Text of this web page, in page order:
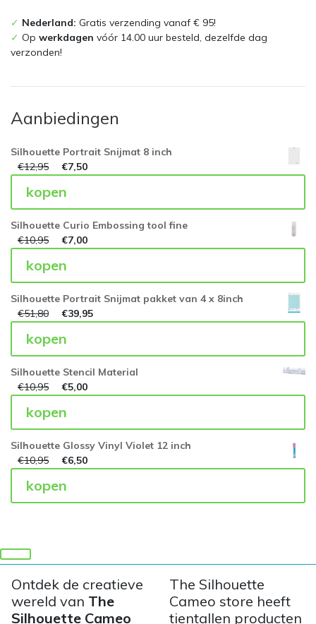
✓ Nederland: Gratis verzending vanaf € 95!
✓ Op werkdagen vóór 14.00 uur besteld, dezelfde dag
verzonden!
Aanbiedingen
Silhouette Portrait Snijmat 8 inch
€12,95 €7,50
kopen
Silhouette Curio Embossing tool fine
€10,95 €7,00
kopen
Silhouette Portrait Snijmat pakket van 4 x 8inch
€51,80 €39,95
kopen
Silhouette Stencil Material
€10,95 €5,00
kopen
Silhouette Glossy Vinyl Violet 12 inch
€10,95 €6,50
kopen
Ontdek de creatieve
wereld van The
Silhouette Cameo
The Silhouette
Cameo store heeft
tientallen producten